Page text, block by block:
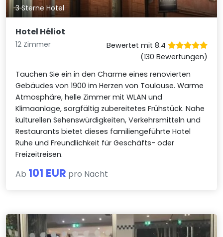
3 Sterne Hotel
Hotel Héliot
12 Zimmer
Bewertet mit 8.4
(130 Bewertungen)
Tauchen Sie ein in den Charme eines renovierten
Gebäudes von 1900 im Herzen von Toulouse. Warme
Atmosphäre, helle Zimmer mit WLAN und
Klimaanlage, sorgfältig zubereitetes Frühstück. Nahe
kulturellen Sehenswürdigkeiten, Verkehrsmitteln und
Restaurants bietet dieses familiengeführte Hotel
Ruhe und Freundlichkeit für Geschäfts- oder
Freizeitreisen.
Ab 101 EUR pro Nacht